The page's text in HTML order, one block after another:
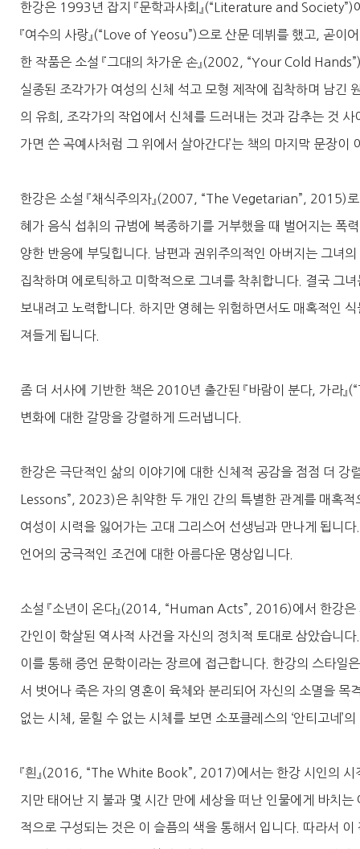
한강은 1993년 잡지 『문학과사회』(“Literature and
『여수의 사랑』(“Love of Yeosu”)으로 산문 데뷔를 했고, 곧
한 작품은 소설 『그대의 차가운 손』(2002, “Your Cold
실종된 조각가가 여성의 신체 석고 모형 제작에 집착하며 남긴
의 유희, 조각가의 작업에서 신체를 드러내는 것과 감추는 것
가면 쓴 곡예사처럼 그 위에서 살아간다’는 책의 마지막 문장이
한강은 소설 『채식주의자』(2007, “The Vegetarian”, 2015)
혜가 음식 섭취의 규범에 복종하기를 거부했을 때 벌어지는 폭
양한 반응에 부딪힙니다. 남편과 권위주의적인 아버지는 그녀
집착하며 에로틱하고 미학적으로 그녀를 착취합니다. 결국 그
보내려고 노력합니다. 하지만 영혜는 위험하면서도 매혹적인
져들게 됩니다.
좀 더 서사에 기반한 책은 2010년 출간된 『바람이 분다, 가라
변화에 대한 갈망을 강렬하게 드러냅니다.
한강은 극단적인 삶의 이야기에 대한 신체적 공감을 점점 더 강
Lessons”, 2023)은 취약한 두 개인 간의 특별한 관계를 매혹
여성이 시력을 잃어가는 고대 그리스어 선생님과 만나게 됩니
언어의 궁극적인 조건에 대한 아름다운 명상입니다.
소설 『소년이 온다』(2014, “Human Acts”, 2016)에서 한강
간인이 학살된 역사적 사건을 자신의 정치적 토대로 삼았습니
이를 통해 증언 문학이라는 장르에 접근합니다. 한강의 스타일
서 벗어나 죽은 자의 영혼이 육체와 분리되어 자신의 소멸을
없는 시체, 묻힐 수 없는 시체를 보면 소포클레스의 ‘안티고네’
『흰』(2016, “The White Book”, 2017)에서는 한강 시인의
지만 태어난 지 불과 몇 시간 만에 세상을 떠난 인물에게 바치
적으로 구성되는 것은 이 슬픔의 색을 통해서 입니다. 따라서